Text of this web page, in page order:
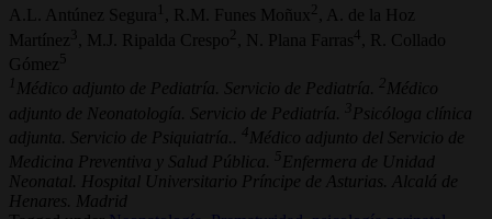
A.L. Antúnez Segura 1 , R.M. Funes Moñux2 , A. de la Hoz
Martínez 3 , M.J. Ripalda Crespo , N. Plana Farras4
, R. Collado
Gómez5
1 Médico adjunto de Pediatría. Servicio de Pediatría. 2 Médico
adjunto de Neonatología. Servicio de Pediatría.
3 Psicóloga clínica
adjunta. Servicio de Psiquiatría..
4 Médico adjunto del Servicio de
Medicina Preventiva y Salud Pública. 5 Enfermera de Unidad
Neonatal. Hospital Universitario Príncipe de Asturias. Alcalá de
Henares. Madrid